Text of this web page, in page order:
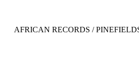
AFRICAN RECORDS /